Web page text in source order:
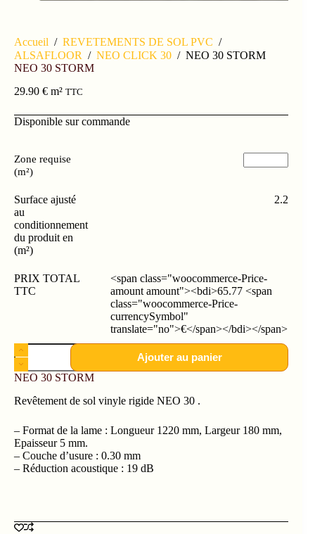
Accueil / REVETEMENTS DE SOL PVC /
ALSAFLOOR / NEO CLICK 30 / NEO 30 STORM
NEO 30 STORM
29.90 € m² TTC
Disponible sur commande
Zone requise
(m²)
Surface ajusté
au
conditionnement
du produit en
(m²)
2.2
PRIX TOTAL
TTC
<span class="woocommerce-Price-
amount amount"><bdi>65.77 <span
class="woocommerce-Price-
currencySymbol"
translate="no">€</span></bdi></span>
Ajouter au panier
NEO 30 STORM
Revêtement de sol vinyle rigide NEO 30 .
– Format de la lame : Longueur 1220 mm, Largeur 180 mm,
Epaisseur 5 mm.
– Couche d’usure : 0.30 mm
– Réduction acoustique : 19 dB